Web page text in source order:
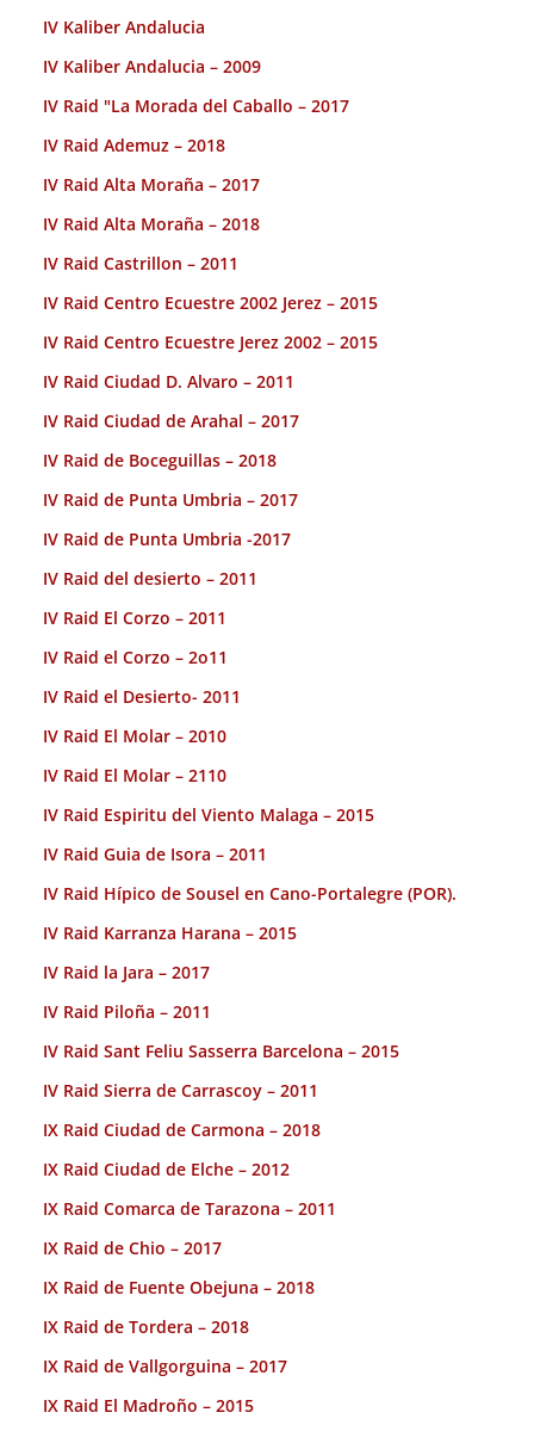
IV Kaliber Andalucia
IV Kaliber Andalucia – 2009
IV Raid "La Morada del Caballo – 2017
IV Raid Ademuz – 2018
IV Raid Alta Moraña – 2017
IV Raid Alta Moraña – 2018
IV Raid Castrillon – 2011
IV Raid Centro Ecuestre 2002 Jerez – 2015
IV Raid Centro Ecuestre Jerez 2002 – 2015
IV Raid Ciudad D. Alvaro – 2011
IV Raid Ciudad de Arahal – 2017
IV Raid de Boceguillas – 2018
IV Raid de Punta Umbria – 2017
IV Raid de Punta Umbria -2017
IV Raid del desierto – 2011
IV Raid El Corzo – 2011
IV Raid el Corzo – 2o11
IV Raid el Desierto- 2011
IV Raid El Molar – 2010
IV Raid El Molar – 2110
IV Raid Espiritu del Viento Malaga – 2015
IV Raid Guia de Isora – 2011
IV Raid Hípico de Sousel en Cano-Portalegre (POR).
IV Raid Karranza Harana – 2015
IV Raid la Jara – 2017
IV Raid Piloña – 2011
IV Raid Sant Feliu Sasserra Barcelona – 2015
IV Raid Sierra de Carrascoy – 2011
IX Raid Ciudad de Carmona – 2018
IX Raid Ciudad de Elche – 2012
IX Raid Comarca de Tarazona – 2011
IX Raid de Chio – 2017
IX Raid de Fuente Obejuna – 2018
IX Raid de Tordera – 2018
IX Raid de Vallgorguina – 2017
IX Raid El Madroño – 2015